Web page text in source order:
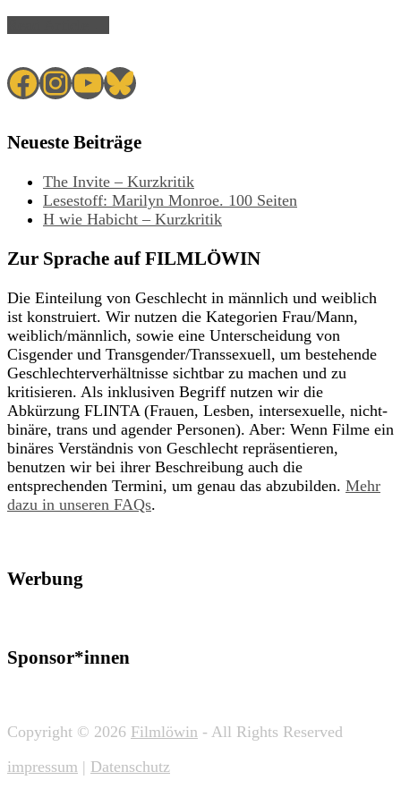
Facebook
Instagram
YouTube
Bluesky
Neueste Beiträge
The Invite – Kurzkritik
Lesestoff: Marilyn Monroe. 100 Seiten
H wie Habicht – Kurzkritik
Zur Sprache auf FILMLÖWIN
Die Einteilung von Geschlecht in männlich und weiblich
ist konstruiert. Wir nutzen die Kategorien Frau/Mann,
weiblich/männlich, sowie eine Unterscheidung von
Cisgender und Transgender/Transsexuell, um bestehende
Geschlechterverhältnisse sichtbar zu machen und zu
kritisieren. Als inklusiven Begriff nutzen wir die
Abkürzung FLINTA (Frauen, Lesben, intersexuelle, nicht-
binäre, trans und agender Personen). Aber: Wenn Filme ein
binäres Verständnis von Geschlecht repräsentieren,
benutzen wir bei ihrer Beschreibung auch die
entsprechenden Termini, um genau das abzubilden. Mehr
dazu in unseren FAQs.
Werbung
Sponsor*innen
Copyright © 2026 Filmlöwin - All Rights Reserved
impressum | Datenschutz